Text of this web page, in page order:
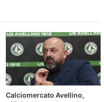
Calciomercato Avellino,